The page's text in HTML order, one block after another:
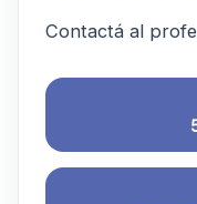
Contactá al